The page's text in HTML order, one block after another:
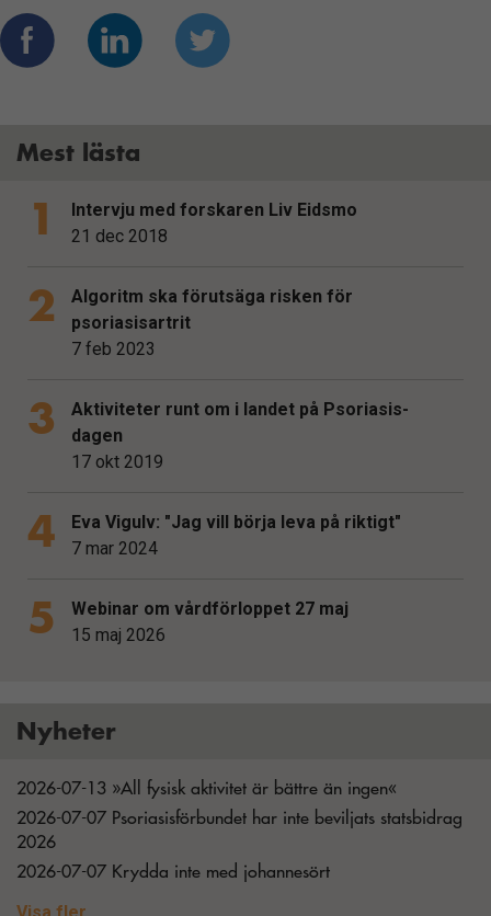
Mest lästa
Intervju med forskaren Liv Eidsmo
21 dec 2018
Algoritm ska förutsäga risken för
psoriasisartrit
7 feb 2023
Aktiviteter runt om i landet på Psoriasis-
dagen
17 okt 2019
Eva Vigulv: "Jag vill börja leva på riktigt"
7 mar 2024
Webinar om vårdförloppet 27 maj
15 maj 2026
Nyheter
2026-07-13 »All fysisk aktivitet är bättre än ingen«
2026-07-07 Psoriasisförbundet har inte beviljats statsbidrag
2026
2026-07-07 Krydda inte med johannesört
2026-06-28 »Det blev verkligen ett utbyte mellan oss«